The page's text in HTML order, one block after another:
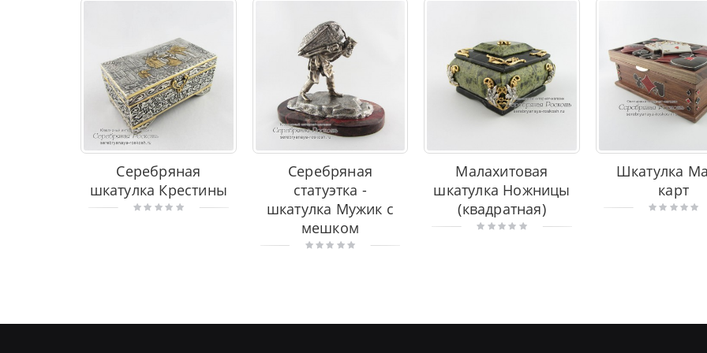
Серебряная
шкатулка Крестины
Серебряная
статуэтка -
шкатулка Мужик с
мешком
Малахитовая
шкатулка Ножницы
(квадратная)
Шкатулка
карт